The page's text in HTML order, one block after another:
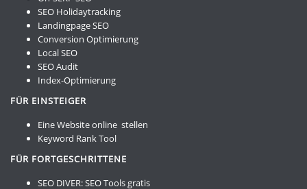
SEO Holidaytracking
Landingpage SEO
Conversion Optimierung
Local SEO
SEO Audit
Index-Optimierung
FÜR EINSTEIGER
Eine Website online stellen
Keyword Rank Tool
FÜR FORTGESCHRITTENE
SEO DIVER:SEO Tools gratis